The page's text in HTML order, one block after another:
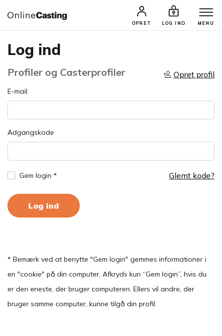
OPRET LOG IND MENU
Log ind
Profiler og Casterprofiler Opret profil
E-mail:
Adgangskode
Gem login * Glemt kode?
Log ind
* Bemærk ved at benytte "Gem login" gemmes informationer i
en "cookie" på din computer. Afkryds kun “Gem login”, hvis du
er den eneste, der bruger computeren. Ellers vil andre, der
bruger samme computer, kunne tilgå din profil.